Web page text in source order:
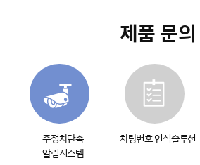
언론보도
뉴스레터
협력사
제품 문의
주정차단속
알림시스템
차량번호 인식솔루션